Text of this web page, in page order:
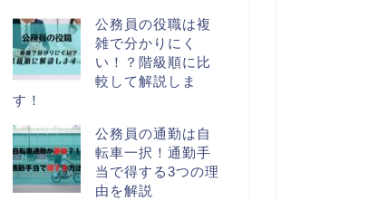
公務員の役職は複
雑で分かりにく
い！？階級順に比
較して解説しま
す！
公務員の通勤は自
転車一択！通勤手
当で得する3つの理
由を解説